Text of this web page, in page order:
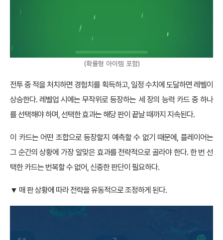
(확률형 아이템 포함)
전투 중 적을 처치하면 경험치를 획득하고, 일정 수치에 도달하면 레벨이
상승한다. 레벨업 시에는 무작위로 등장하는 세 장의 능력 카드 중 하나
를 선택해야 하며, 선택한 효과는 해당 판이 끝날 때까지 지속된다.
이 카드는 어떤 조합으로 등장할지 예측할 수 없기 때문에, 플레이어는
그 순간의 상황에 가장 알맞은 효과를 전략적으로 골라야 한다. 한 번 선
택한 카드는 번복할 수 없어, 신중한 판단이 필요하다.
▼ 매 판 상황에 따라 전략을 유동적으로 조정하게 된다.